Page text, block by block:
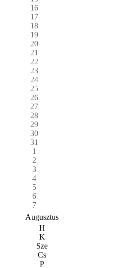
16
17
18
19
20
21
22
23
24
25
26
27
28
29
30
31
1
2
3
4
5
6
7
Augusztus
H
K
Sze
Cs
P